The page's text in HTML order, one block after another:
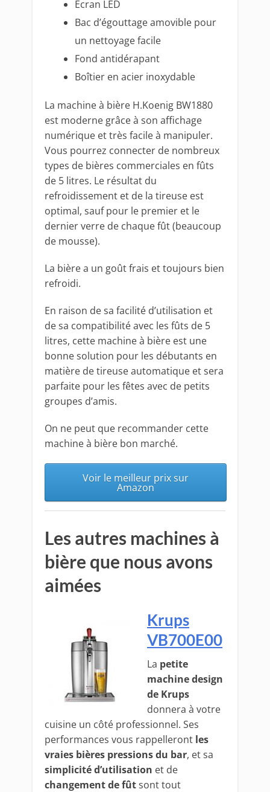
Ecran LED
Bac d’égouttage amovible pour
un nettoyage facile
Fond antidérapant
Boîtier en acier inoxydable
La machine à bière H.Koenig BW1880
est moderne grâce à son affichage
numérique et très facile à manipuler.
Vous pourrez connecter de nombreux
types de bières commerciales en fûts
de 5 litres. Le résultat du
refroidissement et de la tireuse est
optimal, sauf pour le premier et le
dernier verre de chaque fût (beaucoup
de mousse).
La bière a un goût frais et toujours bien
refroidi.
En raison de sa facilité d’utilisation et
de sa compatibilité avec les fûts de 5
litres, cette machine à bière est une
bonne solution pour les débutants en
matière de tireuse automatique et sera
parfaite pour les fêtes avec de petits
groupes d’amis.
On ne peut que recommander cette
machine à bière bon marché.
Voir le meilleur prix sur
Amazon
Les autres machines à
bière que nous avons
aimées
Krups
VB700E00
La petite
machine design
de Krups
donnera à votre
cuisine un côté professionnel. Ses
performances vous rappelleront les
vraies bières pressions du bar, et sa
simplicité d’utilisation et de
changement de fûtsont tout